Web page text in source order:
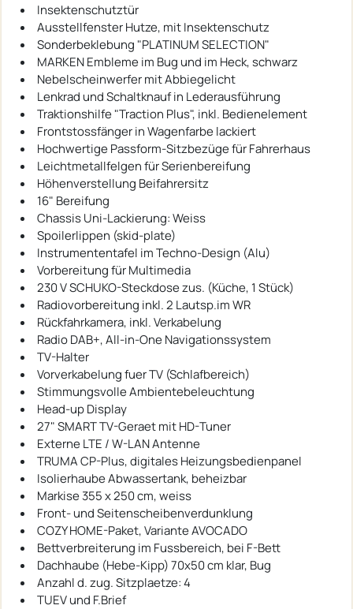
Insektenschutztür
Ausstellfenster Hutze, mit Insektenschutz
Sonderbeklebung "PLATINUM SELECTION"
MARKEN Embleme im Bug und im Heck, schwarz
Nebelscheinwerfer mit Abbiegelicht
Lenkrad und Schaltknauf in Lederausführung
Traktionshilfe "Traction Plus", inkl. Bedienelement
Frontstossfänger in Wagenfarbe lackiert
Hochwertige Passform-Sitzbezüge für Fahrerhaus
Leichtmetallfelgen für Serienbereifung
Höhenverstellung Beifahrersitz
16" Bereifung
Chassis Uni-Lackierung: Weiss
Spoilerlippen (skid-plate)
Instrumententafel im Techno-Design (Alu)
Vorbereitung für Multimedia
230 V SCHUKO-Steckdose zus. (Küche, 1 Stück)
Radiovorbereitung inkl. 2 Lautsp.im WR
Rückfahrkamera, inkl. Verkabelung
Radio DAB+, All-in-One Navigationssystem
TV-Halter
Vorverkabelung fuer TV (Schlafbereich)
Stimmungsvolle Ambientebeleuchtung
Head-up Display
27" SMART TV-Geraet mit HD-Tuner
Externe LTE / W-LAN Antenne
TRUMA CP-Plus, digitales Heizungsbedienpanel
Isolierhaube Abwassertank, beheizbar
Markise 355 x 250 cm, weiss
Front- und Seitenscheibenverdunklung
COZY HOME-Paket, Variante AVOCADO
Bettverbreiterung im Fussbereich, bei F-Bett
Dachhaube (Hebe-Kipp) 70x50 cm klar, Bug
Anzahl d. zug. Sitzplaetze: 4
TUEV und F.Brief